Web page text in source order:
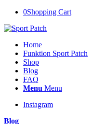
0Shopping Cart
Home
Funktion Sport Patch
Shop
Blog
FAQ
Menu Menu
Instagram
Blog